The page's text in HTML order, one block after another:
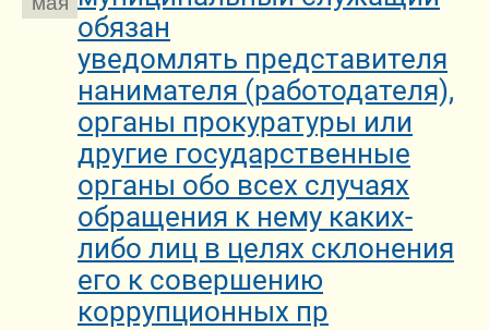
обязан
уведомлять представителя
нанимателя (работодателя),
органы прокуратуры или
другие государственные
органы обо всех случаях
обращения к нему каких-
либо лиц в целях склонения
его к совершению
коррупционных пр